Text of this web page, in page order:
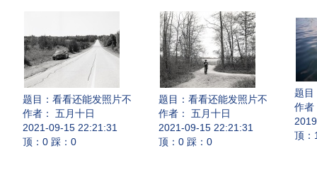
题目： 看看还能发照片不
作者： 五月十日
2021-09-15 22:21:31
顶：0 踩：0
题目： 看看还能发照片不
作者： 五月十日
2021-09-15 22:21:31
顶：0 踩：0
题目
作者
顶：